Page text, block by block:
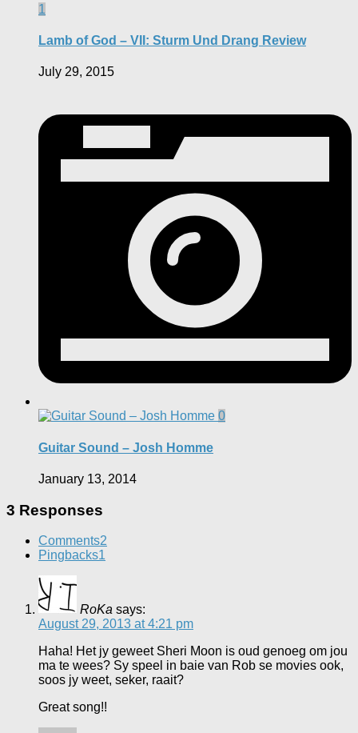
1
Lamb of God – VII: Sturm Und Drang Review
July 29, 2015
0
Guitar Sound – Josh Homme
January 13, 2014
3 Responses
Comments2
Pingbacks1
RoKa says:
August 29, 2013 at 4:21 pm
Haha! Het jy geweet Sheri Moon is oud genoeg om jou
ma te wees? Sy speel in baie van Rob se movies ook,
soos jy weet, seker, raait?
Great song!!